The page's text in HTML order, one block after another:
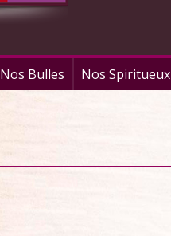
Nos Bulles Nos Spiritueux